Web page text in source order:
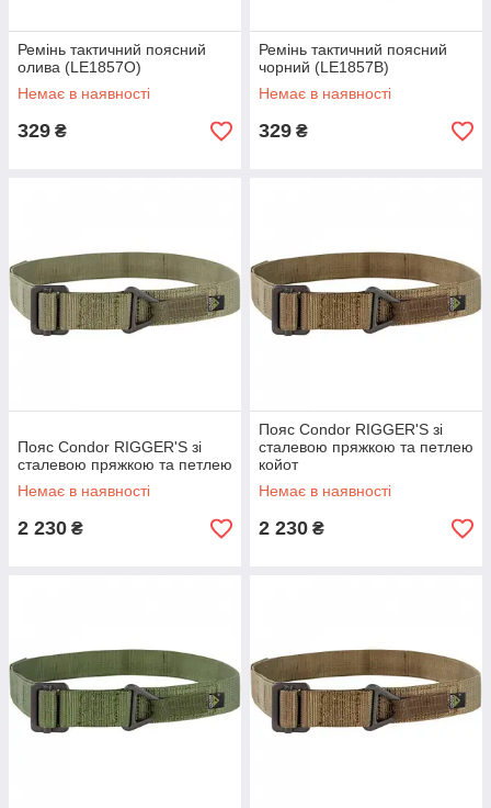
Ремінь тактичний поясний
олива (LE1857O)
Немає в наявності
329 ₴
Ремінь тактичний поясний
чорний (LE1857B)
Немає в наявності
329 ₴
Пояс Condor RIGGER'S зі
сталевою пряжкою та петлею
Немає в наявності
2 230 ₴
Пояс Condor RIGGER'S зі
сталевою пряжкою та петлею
койот
Немає в наявності
2 230 ₴